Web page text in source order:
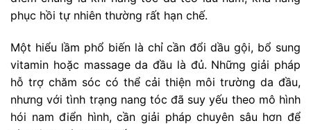
phục hồi tự nhiên thường rất hạn chế.
Một hiểu lầm phổ biến là chỉ cần đổi dầu gội, bổ sung
vitamin hoặc massage da đầu là đủ. Những giải pháp
hỗ trợ chăm sóc có thể cải thiện môi trường da đầu,
nhưng với tình trạng nang tóc đã suy yếu theo mô hình
hói nam điển hình, cần giải pháp chuyên sâu hơn để